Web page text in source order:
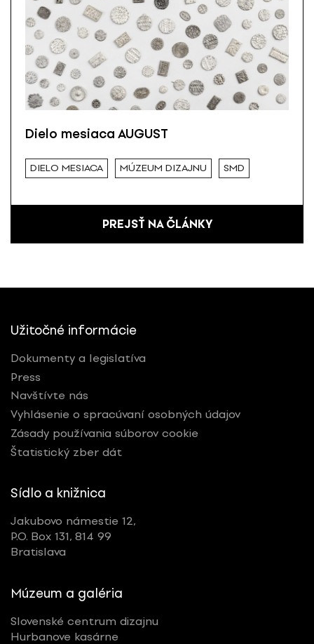
Dielo mesiaca AUGUST
DIELO MESIACA MÚZEUM DIZAJNU SMD
PREJSŤ NA ČLÁNKY
Užitočné informácie
Dokumenty a legislatíva
Press
Navštívte nás
Vyhlásenie o spracúvaní osobných údajov
Zásady používania súborov cookie
Štatistický zber dát
Sídlo a knižnica
Jakubovo námestie 12,
P.O. Box 131, 814 99
Bratislava
Múzeum a galéria
Slovenské centrum dizajnu
Hurbanove kasárne